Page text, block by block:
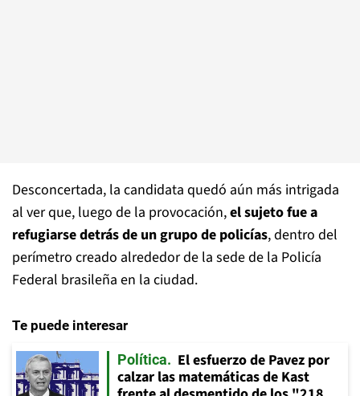
Desconcertada, la candidata quedó aún más intrigada
al ver que, luego de la provocación,el sujeto fue a
refugiarse detrás de un grupo de policías, dentro del
perímetro creado alrededor de la sede de la Policía
Federal brasileña en la ciudad.
Te puede interesar
Política
El esfuerzo de Pavez por
calzar las matemáticas de Kast